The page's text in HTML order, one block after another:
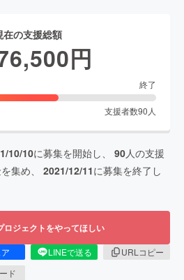
在の支援総額
円
終了
支援者数90 人
10/10に募集を開始し、 90人の支援
集め、 2021/12/11に募集を終了し
ロジェクトをやってほしい
LINEで送る
URLコピー
ド